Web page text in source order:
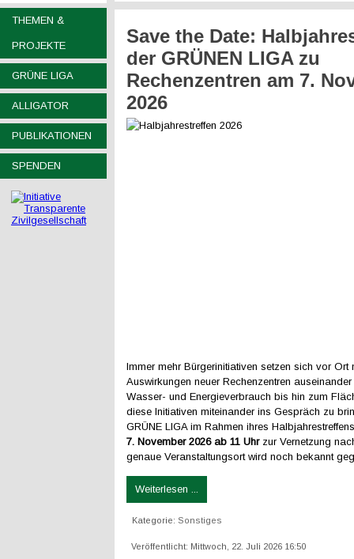
THEMEN &
PROJEKTE
GRÜNE LIGA
ALLIGATOR
PUBLIKATIONEN
SPENDEN
Save the Date:
der GRÜNEN LIGA zu
Rechenzentren am 7.
2026
Immer mehr Bürgerinitiativen setzen sich vor Ort
Auswirkungen neuer Rechenzentren
Wasser- und Energieverbrauch bis hin zum
diese Initiativen miteinander ins Gespräch zu
GRÜNE LIGA im Rahmen ihres
7. November 2026 ab 11 Uhrzur Vernetzung
genaue Veranstaltungsort wird noch bekannt
Weiterlesen ...
Kategorie: Sonstiges
Veröffentlicht: Mittwoch, 22. Juli 2026 16:50